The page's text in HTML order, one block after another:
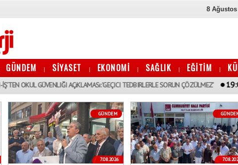
8 Ağustos
GÜNDEM | SİYASET | EKONOMİ | SAĞLIK | EĞİTİM |
AÇıKLAMASı: ’GEÇICI TEDBIRLERLE SORUN ÇÖZÜLMEZ’ 19:01
GÜNDEM
7.08.2026